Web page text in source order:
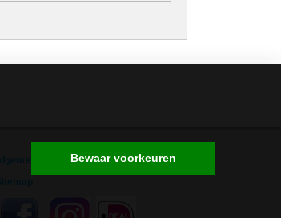
Algemene VoorwaardenBewaar voorkeuren